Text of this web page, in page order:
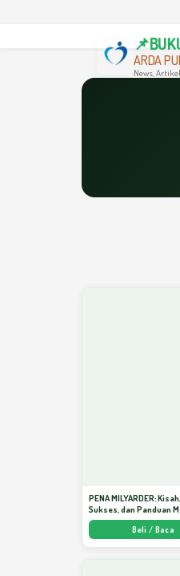
ARDA
News,
PENA MILYARDER:
Sukses, dan Panduan
Penulis 1 Milyar di KBM
Nol - Arda DinataBeli / Baca